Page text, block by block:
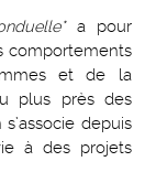
a pour
comportements
et de la
plus près des
depuis
à des projets